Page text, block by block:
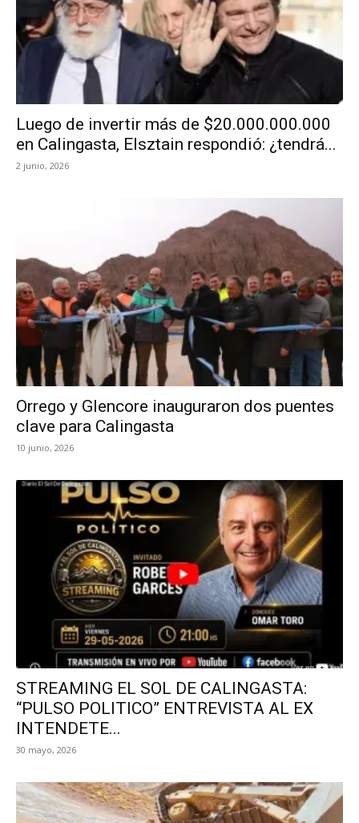
Luego de invertir más de $20.000.000.000
en Calingasta, Elsztain respondió: ¿tendrá...
2 junio, 2026
Orrego y Glencore inauguraron dos puentes
clave para Calingasta
10 junio, 2026
STREAMING EL SOL DE CALINGASTA:
“PULSO POLITICO” ENTREVISTA AL EX
INTENDETE...
30 mayo, 2026